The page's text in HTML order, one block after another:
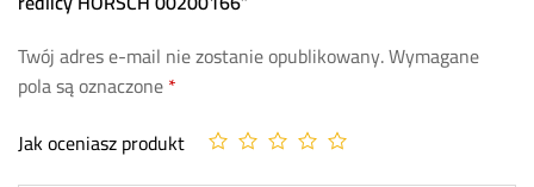
Twój adres e-mail nie zostanie opublikowany.Wymagane
pola są oznaczone*
Jak oceniasz produkt